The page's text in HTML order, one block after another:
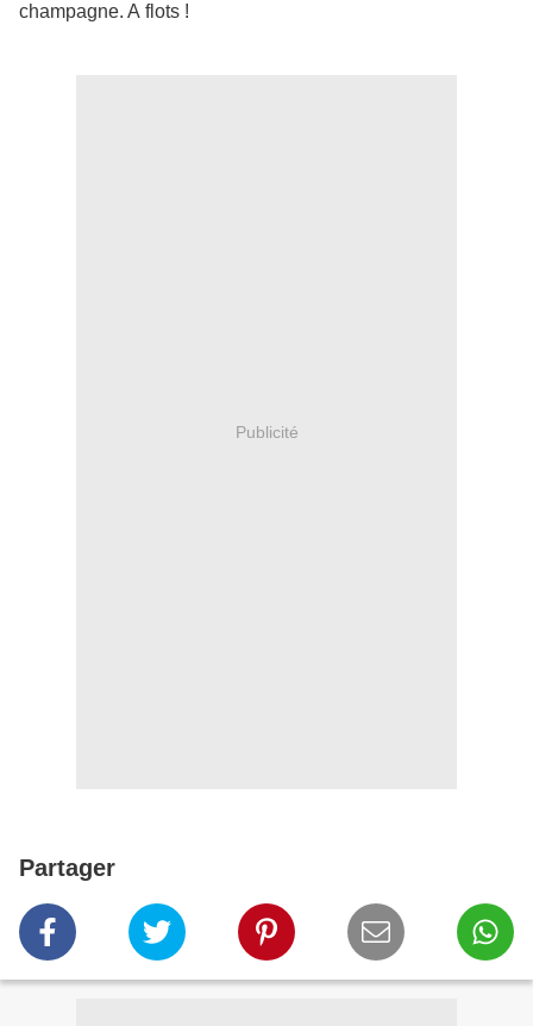
champagne. A flots !
Publicité
Partager